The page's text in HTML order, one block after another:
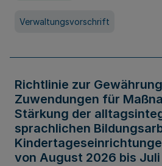
Verwaltungsvorschrift
Richtlinie zur
Zuwendungen für
Stärkung der
sprachlichen
von August 2026 bis